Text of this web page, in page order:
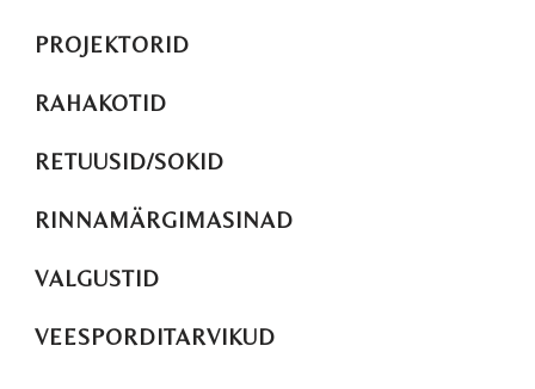
PROJEKTORID
RAHAKOTID
RETUUSID/SOKID
RINNAMÄRGIMASINAD
VALGUSTID
VEESPORDITARVIKUD